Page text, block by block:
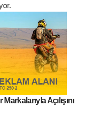
Açılışını